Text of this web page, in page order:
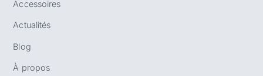
Accessoires
Actualités
Blog
À propos